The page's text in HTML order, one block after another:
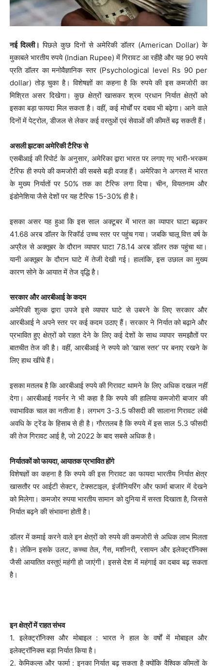
नई दिल्ली। पिछले कुछ दिनों से अमेरिकी डॉलर (American Dollar) के
मुकाबले भारतीय रुपये (Indian Rupee) में गिरावट आ रहीहै और यह 90 रुपये
प्रति डॉलर का मनोवैज्ञानिक स्तर (Psychological level Rs 90 per
dollar) तोड़ चुका है। विशेषज्ञों का कहना है कि रुपये की इस कमजोरी का
मिश्रित असर दिखेगा। कुछ क्षेत्रों खासकर श्रम प्रधान निर्यात क्षेत्रों को
इसका बड़ा फायदा मिल सकता है। वहीं, कई मोर्चों पर दबाव भी बढ़ेगा। आने वाले
दिनों में पेट्रोल, डीजल से लेकर कई वस्तुओं एवं सेवाओं की कीमतें बढ़ सकती हैं।
असली झटका अमेरिकी टैरिफ से
एसबीआई की रिपोर्ट के अनुसार, अमेरिका द्वारा भारत पर लगाए गए भारी-भरकम
टैरिफ ही रुपये की कमजोरी की सबसे बड़ी वजह हैं। अमेरिका ने अगस्त में भारत
के मुख्य निर्यातों पर 50% तक का टैरिफ लगा दिया। चीन, वियतनाम और
इंडोनेशिया जैसे देशों पर यह टैरिफ 15-30% ही है।
इसका असर यह हुआ कि इस साल अक्टूबर में भारत का व्यापार घाटा बढ़कर
41.68 अरब डॉलर के रिकॉर्ड उच्च स्तर पर पहुंच गया। जबकि चालू वित्त वर्ष के
अप्रैल से अक्तूबर के दौरान व्यापार घाटा 78.14 अरब डॉलर तक पहुंचा था।
यानी अक्तूबर के दौरान घाटे में तेजी देखी गई। हालांकि, इस उछाल का मुख्य
कारण सोने के आयात में तेज वृद्धि है।
सरकार और आरबीआई के कदम
अमेरिकी शुल्क द्वारा उपजे इसे व्यापार घाटे से उबरने के लिए सरकार और
आरबीआई ने अपने स्तर पर कई कदम उठाए हैं। सरकार ने निर्यात को बढ़ाने और
प्रभावित हुए क्षेत्रों को राहत देने के लिए कई देशों के साथ व्यापार समझौतों पर
बातचीत तेज की है। वहीं, आरबीआई ने रुपये को ‘खास स्तर’ पर बनाए रखने के
लिए हाथ खींचे हैं।
इसका मतलब है कि आरबीआई रुपये की गिरावट थामने के लिए अधिक दखल नहीं
देगा। आरबीआई गवर्नर ने भी कहा है कि रुपये की हालिया कमजोरी बाजार की
स्वाभाविक चाल का नतीजा है। लगभग 3-3.5 फीसदी की सालाना गिरावट लंबी
अवधि के ट्रेंड के हिसाब से ही है। गौरतलब है कि रुपये में इस साल 5.3 फीसदी
की तेज गिरावट आई है, जो 2022 के बाद सबसे अधिक है।
निर्यातकों को फायदा, आयातक प्रभावित होंगे
विशेषज्ञों का कहना है कि रुपये की इस गिरावट का फायदा भारतीय निर्यात क्षेत्र
खासतौर पर आईटी सेक्टर, टेक्सटाइल, इंजीनियरिंग और फार्मा बाजार में देखने
को मिलेगा। कमजोर रुपया भारतीय सामान को दुनिया में सस्ता दिखाता है, जिससे
निर्यात बढ़ने की संभावना होती है।
डॉलर में कमाई करने वाले इन क्षेत्रों को रुपये की कमजोरी से अधिक लाभ मिलता
है। लेकिन इसके उलट, कच्चा तेल, गैस, मशीनरी, रसायन और इलेक्ट्रॉनिक्स
जैसी आयातित वस्तुएं महंगी हो जाएंगी। इससे देश में महंगाई का दबाव बढ़ सकता
है।
इन क्षेत्रों में राहत संभ‌व
1. इलेक्ट्रॉनिक्स और मोबाइल : भारत ने हाल के वर्षों में मोबाइल और
इलेक्ट्रॉनिक्स बड़ा निर्यात किया है।
2. केमिकल्स और फार्मा : इनका निर्यात बढ़ सकता है क्योंकि वैश्विक कीमतों के